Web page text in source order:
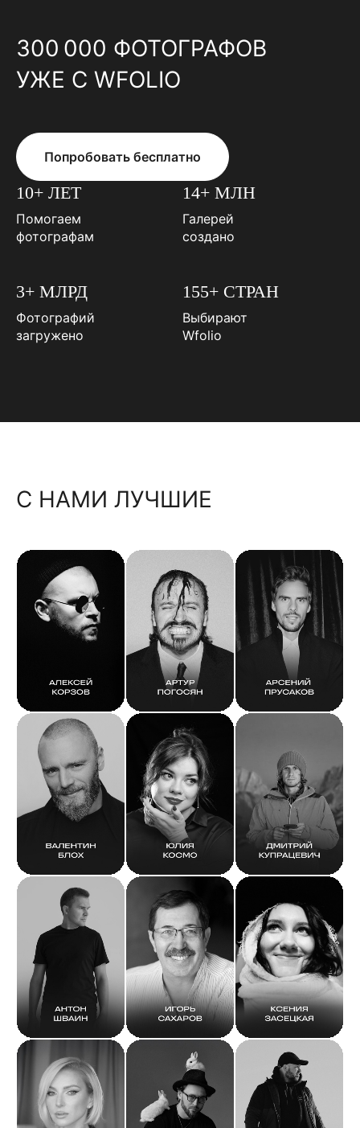
300 000 ФОТОГРАФОВ
УЖЕ С WFOLIO
Попробовать бесплатно
10+ ЛЕТ
Помогаем
фотографам
14+ МЛН
Галерей
создано
3+ МЛРД
Фотографий
загружено
155+ СТРАН
Выбирают
Wfolio
С НАМИ ЛУЧШИЕ